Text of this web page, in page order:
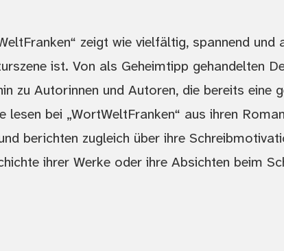
zeigt wie vielfältig, spannend
ist. Von als Geheimtipp gehandelten
zu Autorinnen und Autoren, die bereits eine
lesen bei „WortWeltFranken“ aus ihren
berichten zugleich über ihre
ihrer Werke oder ihre Absichten beim